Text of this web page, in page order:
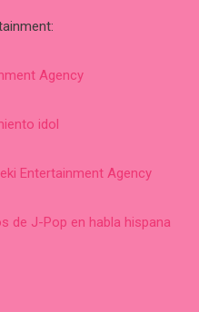
Agency
idol
Entertainment Agency
de J-Pop en habla hispana